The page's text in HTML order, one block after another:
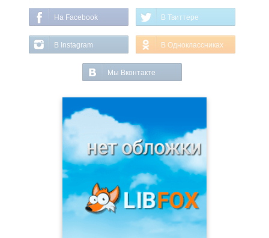
На Facebook В Твиттере
В Instagram В Одноклассниках
Мы Вконтакте